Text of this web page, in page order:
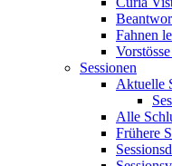
Fahnen
Sessionen
Aktuelle
Alle
Frühere